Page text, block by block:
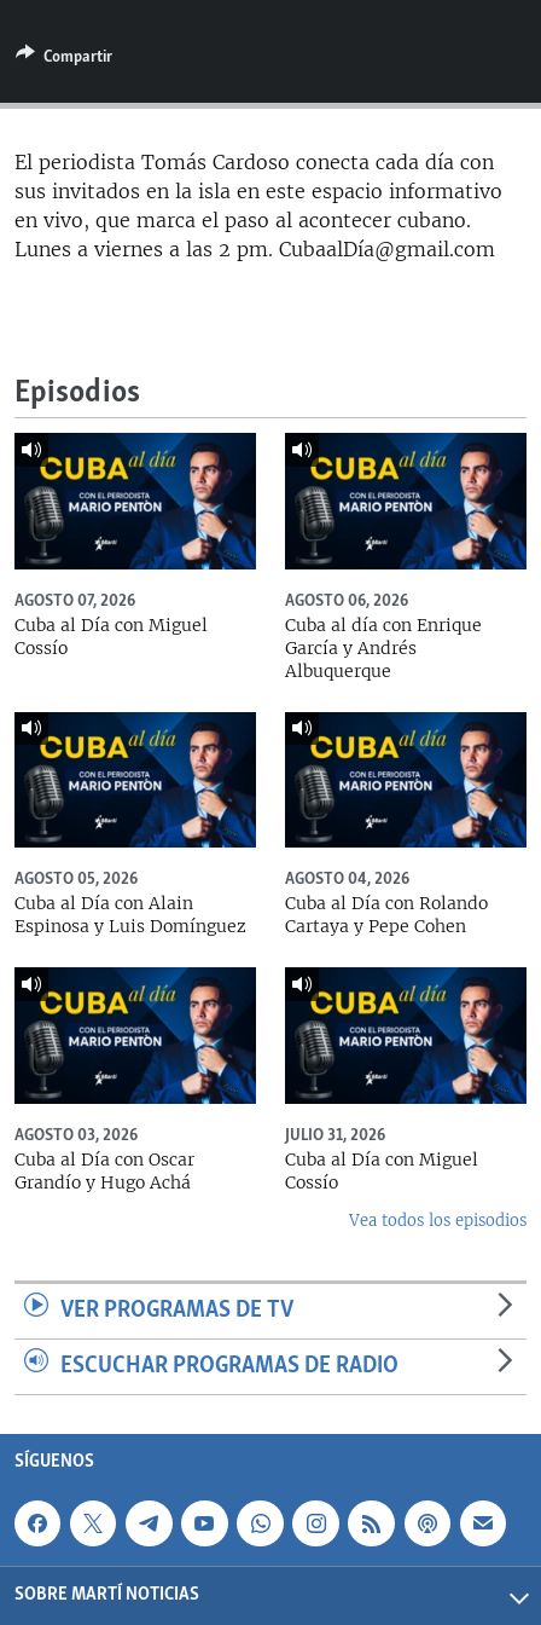
ESPECIALES
ESPECIALES
LA REALIDAD DE LA VIVIENDA EN CUBA
SER VIEJO EN CUBA
KENTU-CUBANO
MULTIMEDIA
EDITORIALES
SÍGUENOS
Compartir
El periodista Tomás Cardoso conecta cada día con
sus invitados en la isla en este espacio informativo
en vivo, que marca el paso al acontecer cubano.
Lunes a viernes a las 2 pm. CubaalDía@gmail.com
Episodios
AGOSTO 07, 2026
Cuba al Día con Miguel
Cossío
AGOSTO 06, 2026
Cuba al día con Enrique
García y Andrés
Albuquerque
AGOSTO 05, 2026
Cuba al Día con Alain
Espinosa y Luis Domínguez
AGOSTO 04, 2026
Cuba al Día con Rolando
Cartaya y Pepe Cohen
AGOSTO 03, 2026
Cuba al Día con Oscar
Grandío y Hugo Achá
JULIO 31, 2026
Cuba al Día con Miguel
Cossío
Vea todos los episodios
VER PROGRAMAS DE TV
ESCUCHAR PROGRAMAS DE RADIO
SÍGUENOS
SOBRE MARTÍ NOTICIAS